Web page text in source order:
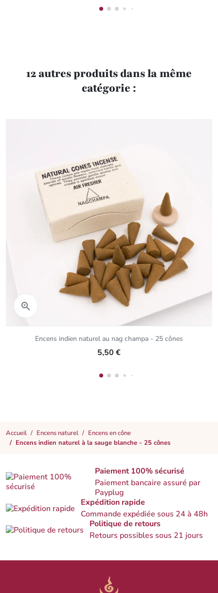
12 autres produits dans la même
catégorie :

Encens indien naturel au nag champa - 25 cônes
5,50 €
Accueil Encens naturel
Encens en cône
Encens indien naturel à la sauge blanche - 25 cônes
Paiement 100% sécurisé
Paiement bancaire assuré par
Payplug
Expédition rapide
Commande expédiée sous 24 à 48h
Politique de retours
Retours possibles sous 21 jours